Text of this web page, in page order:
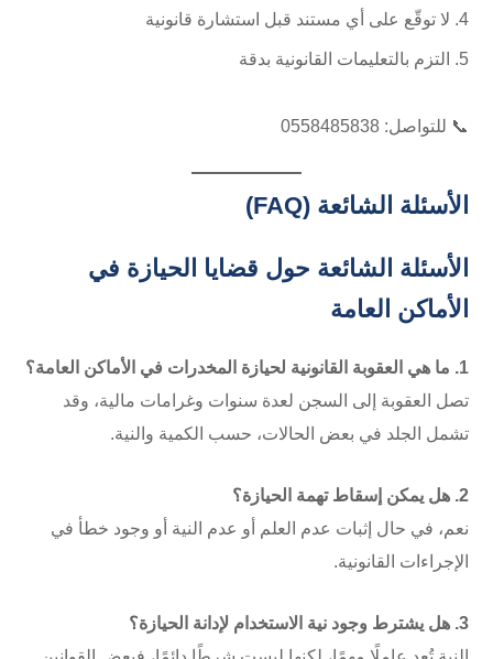
لا توقّع على أي مستند قبل استشارة قانونية
التزم بالتعليمات القانونية بدقة
📞 للتواصل: ⁦0558485838⁩
الأسئلة الشائعة (FAQ)
الأسئلة الشائعة حول قضايا الحيازة في
الأماكن العامة
1. ما هي العقوبة القانونية لحيازة المخدرات في الأماكن العامة؟
تصل العقوبة إلى السجن لعدة سنوات وغرامات مالية، وقد
تشمل الجلد في بعض الحالات، حسب الكمية والنية.
2. هل يمكن إسقاط تهمة الحيازة؟
نعم، في حال إثبات عدم العلم أو عدم النية أو وجود خطأ في
الإجراءات القانونية.
3. هل يشترط وجود نية الاستخدام لإدانة الحيازة؟